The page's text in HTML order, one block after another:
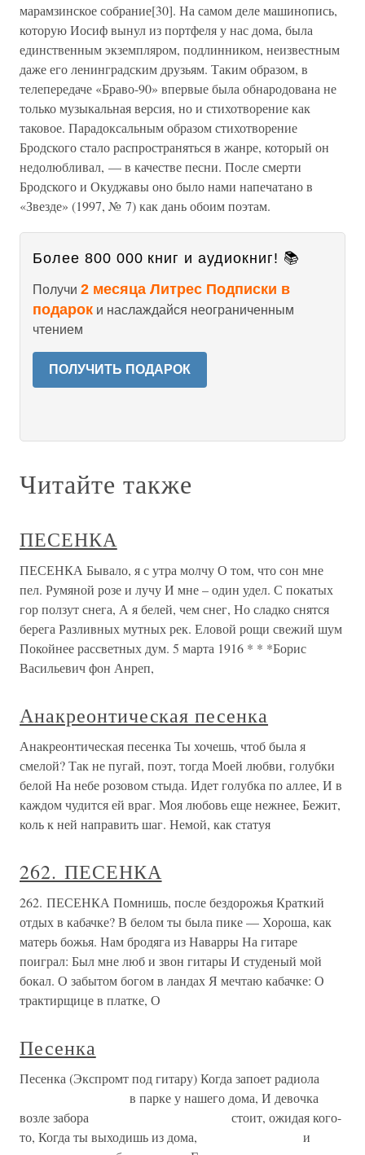
марамзинское собрание[30]. На самом деле машинопись,
которую Иосиф вынул из портфеля у нас дома, была
единственным экземпляром, подлинником, неизвестным
даже его ленинградским друзьям. Таким образом, в
телепередаче «Браво-90» впервые была обнародована не
только музыкальная версия, но и стихотворение как
таковое. Парадоксальным образом стихотворение
Бродского стало распространяться в жанре, который он
недолюбливал, — в качестве песни. После смерти
Бродского и Окуджавы оно было нами напечатано в
«Звезде» (1997, № 7) как дань обоим поэтам.
Более 800 000 книг и аудиокниг! 📚
Получи 2 месяца Литрес Подписки в
подарок и наслаждайся неограниченным
чтением
ПОЛУЧИТЬ ПОДАРОК
Читайте также
ПЕСЕНКА
ПЕСЕНКА Бывало, я с утра молчу О том, что сон мне
пел. Румяной розе и лучу И мне – один удел. С покатых
гор ползут снега, А я белей, чем снег, Но сладко снятся
берега Разливных мутных рек. Еловой рощи свежий шум
Покойнее рассветных дум. 5 марта 1916 * * *Борис
Васильевич фон Анреп,
Анакреонтическая песенка
Анакреонтическая песенка Ты хочешь, чтоб была я
смелой? Так не пугай, поэт, тогда Моей любви, голубки
белой На небе розовом стыда. Идет голубка по аллее, И в
каждом чудится ей враг. Моя любовь еще нежнее, Бежит,
коль к ней направить шаг. Немой, как статуя
262. ПЕСЕНКА
262. ПЕСЕНКА Помнишь, после бездорожья Краткий
отдых в кабачке? В белом ты была пике — Хороша, как
матерь божья. Нам бродяга из Наварры На гитаре
поиграл: Был мне люб и звон гитары И студеный мой
бокал. О забытом богом в ландах Я мечтаю кабачке: О
трактирщице в платке, О
Песенка
Песенка (Экспромт под гитару) Когда запоет радиола
в парке у нашего дома, И девочка
возле забора стоит, ожидая кого-
то, Когда ты выходишь из дома, и